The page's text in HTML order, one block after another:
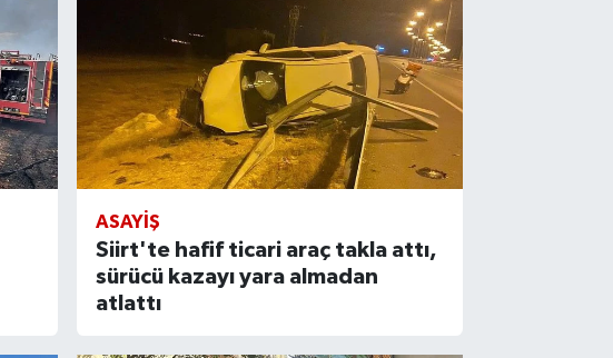
ASAYIŞ
Siirt'te hafif ticari araç takla attı,
sürücü kazayı yara almadan
atlattı